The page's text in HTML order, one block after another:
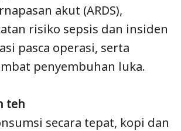
akut (ARDS),
risiko sepsis dan insiden
pasca operasi, serta
penyembuhan luka.
teh
secara tepat, kopi dan